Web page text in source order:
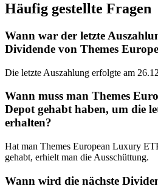
Häufig gestellte Fragen
Wann war der letzte
Dividende von Themes
Die letzte Auszahlung erfolgte am
Wann muss man Themes
Depot gehabt haben, um die
erhalten?
Hat man Themes European Luxury
gehabt, erhielt man die Ausschüttung.
Wann wird die nächste